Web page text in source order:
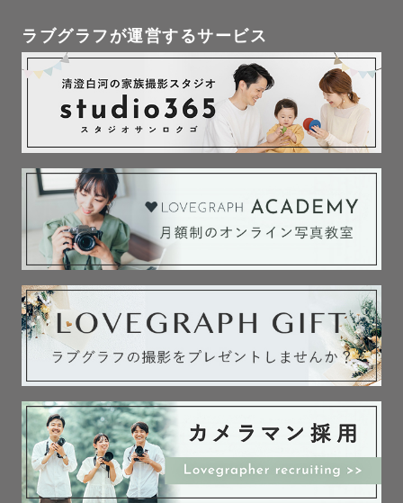
ラブグラフが運営するサービス